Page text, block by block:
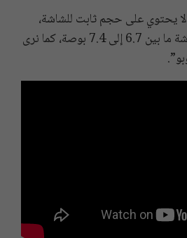
لا يحتوي على حجم ثابت للشاشة،
حيث يمكن فرد أو مد الشاشة ما بين 6.7 إلى 7.4 بوصة، كما نرى